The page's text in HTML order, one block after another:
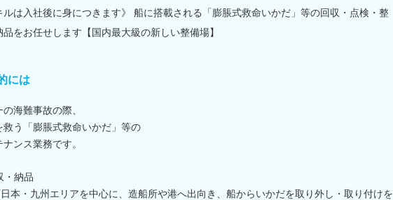
ルは入社後に身につきます》 船に搭載される「膨脹式救命いかだ」等の回収・点検・整
品をお任せします【国内最大級の新しい整備場】
には
海難事故の際、
救う「膨脹式救命いかだ」等の
ナンス業務です。
・納品
本・九州エリアを中心に、造船所や港へ出向き、船からいかだを取り外し・取り付けを